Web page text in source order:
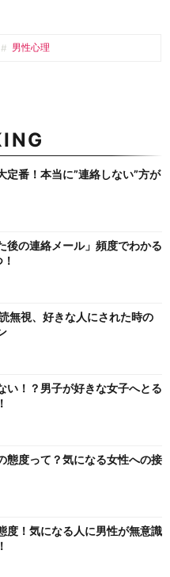
男性心理
定番！本当に”連絡しない”方が
後の連絡メール」頻度でわかる
無視、好きな人にされた時の
い！？男子が好きな女子へとる
態度って？気になる女性への接
度！気になる人に男性が無意識